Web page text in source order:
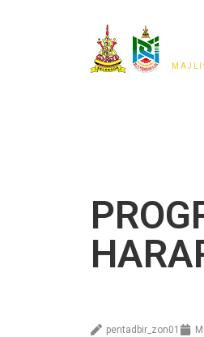
pentadbir_zon01